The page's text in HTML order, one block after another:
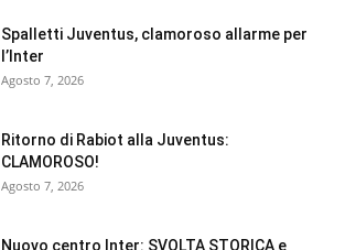
Spalletti Juventus, clamoroso allarme per
l’Inter
Agosto 7, 2026
Ritorno di Rabiot alla Juventus:
CLAMOROSO!
Agosto 7, 2026
Nuovo centro Inter: SVOLTA STORICA e